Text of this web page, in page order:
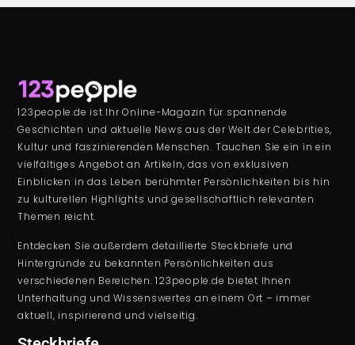
123people.de ist Ihr Online-Magazin für spannende
Geschichten und aktuelle News aus der Welt der Celebrities,
Kultur und faszinierenden Menschen. Tauchen Sie ein in ein
vielfältiges Angebot an Artikeln, das von exklusiven
Einblicken in das Leben berühmter Persönlichkeiten bis hin
zu kulturellen Highlights und gesellschaftlich relevanten
Themen reicht.
Entdecken Sie außerdem detaillierte Steckbriefe und
Hintergründe zu bekannten Persönlichkeiten aus
verschiedenen Bereichen. 123people.de bietet Ihnen
Unterhaltung und Wissenswertes an einem Ort – immer
aktuell, inspirierend und vielseitig.